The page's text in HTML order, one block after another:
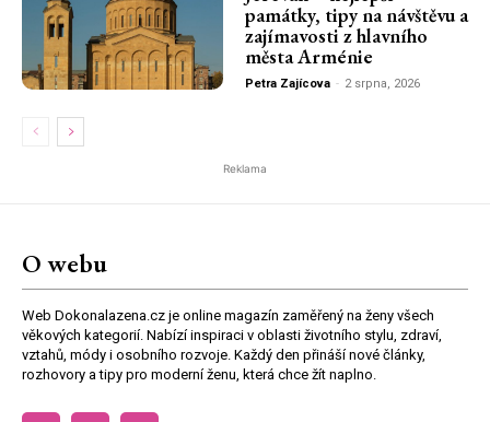
památky, tipy na návštěvu a
zajímavosti z hlavního
města Arménie
Petra Zajícova - 2 srpna, 2026
Reklama
O webu
Web Dokonalazena.cz je online magazín zaměřený na ženy všech
věkových kategorií. Nabízí inspiraci v oblasti životního stylu, zdraví,
vztahů, módy i osobního rozvoje. Každý den přináší nové články,
rozhovory a tipy pro moderní ženu, která chce žít naplno.